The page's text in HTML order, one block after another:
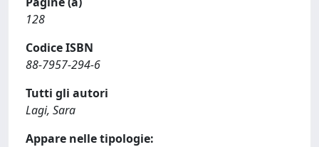
128
Codice ISBN
88-7957-294-6
Tutti gli autori
Lagi, Sara
Appare nelle tipologie: